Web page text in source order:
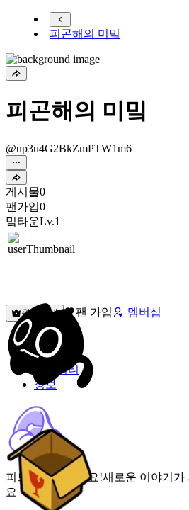
피곤해의 미밐
피곤해의 미밐
@up3u4G2BkZmPTW1m6
게시물0
팬가입0
밐타운Lv.1
원픽선택 팬 가입 멤버십
밐타운
피드
커뮤니티
정보
피드가 비어있어요!새로운 이야기가
요 🌟